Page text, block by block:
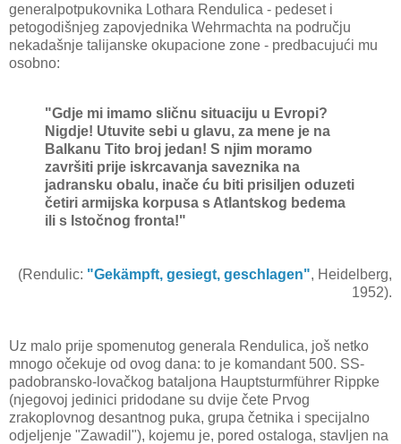
generalpotpukovnika Lothara Rendulica - pedeset i
petogodišnjeg zapovjednika Wehrmachta na području
nekadašnje talijanske okupacione zone - predbacujući mu
osobno:
"Gdje mi imamo sličnu situaciju u Evropi?
Nigdje! Utuvite sebi u glavu, za mene je na
Balkanu Tito broj jedan! S njim moramo
završiti prije iskrcavanja saveznika na
jadransku obalu, inače ću biti prisiljen oduzeti
četiri armijska korpusa s Atlantskog bedema
ili s Istočnog fronta!"
(Rendulic: "Gekämpft, gesiegt, geschlagen", Heidelberg,
1952).
Uz malo prije spomenutog generala Rendulica, još netko
mnogo očekuje od ovog dana: to je komandant 500. SS-
padobransko-lovačkog bataljona Hauptsturmführer Rippke
(njegovoj jedinici pridodane su dvije čete Prvog
zrakoplovnog desantnog puka, grupa četnika i specijalno
odjeljenje "Zawadil"), kojemu je, pored ostaloga, stavljen na